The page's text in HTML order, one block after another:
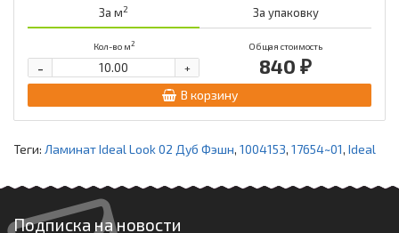
За м2 За упаковку
Кол-во м2 Общая стоимость
840 ₽
+
-
В корзину
Теги: Ламинат Ideal Look 02 Дуб Фэшн, 1004153, 17654~01, Ideal
Подписка на новости